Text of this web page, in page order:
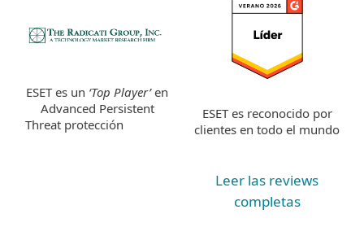
ESET es un ‘Top Player’en
Advanced Persistent
Threat protección
ESET es reconocido por
clientes en todo el mundo
Leer las reviews
completas